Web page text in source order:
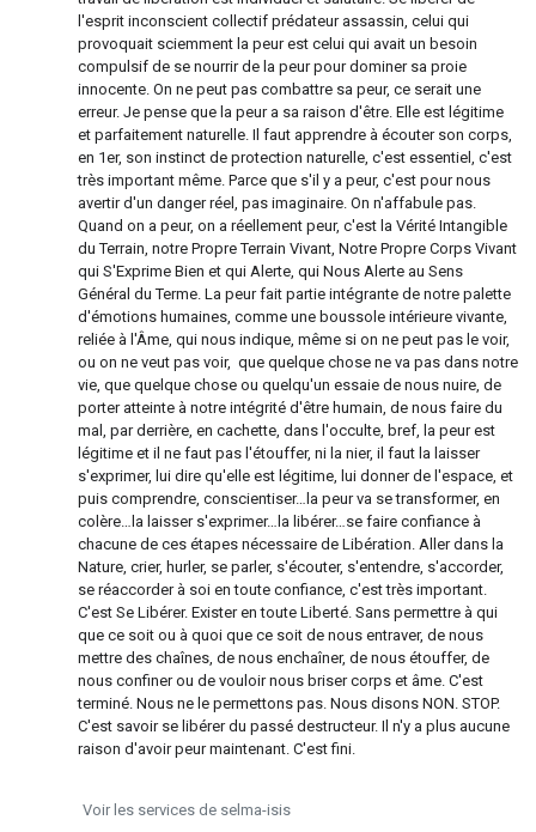
l'esprit inconscient collectif prédateur assassin, celui qui
provoquait sciemment la peur est celui qui avait un besoin
compulsif de se nourrir de la peur pour dominer sa proie
innocente. On ne peut pas combattre sa peur, ce serait une
erreur. Je pense que la peur a sa raison d'être. Elle est légitime
et parfaitement naturelle. Il faut apprendre à écouter son corps,
en 1er, son instinct de protection naturelle, c'est essentiel, c'est
très important même. Parce que s'il y a peur, c'est pour nous
avertir d'un danger réel, pas imaginaire. On n'affabule pas.
Quand on a peur, on a réellement peur, c'est la Vérité Intangible
du Terrain, notre Propre Terrain Vivant, Notre Propre Corps Vivant
qui S'Exprime Bien et qui Alerte, qui Nous Alerte au Sens
Général du Terme. La peur fait partie intégrante de notre palette
d'émotions humaines, comme une boussole intérieure vivante,
reliée à l'Âme, qui nous indique, même si on ne peut pas le voir,
ou on ne veut pas voir, que quelque chose ne va pas dans notre
vie, que quelque chose ou quelqu'un essaie de nous nuire, de
porter atteinte à notre intégrité d'être humain, de nous faire du
mal, par derrière, en cachette, dans l'occulte, bref, la peur est
légitime et il ne faut pas l'étouffer, ni la nier, il faut la laisser
s'exprimer, lui dire qu'elle est légitime, lui donner de l'espace, et
puis comprendre, conscientiser…la peur va se transformer, en
colère…la laisser s'exprimer…la libérer…se faire confiance à
chacune de ces étapes nécessaire de Libération. Aller dans la
Nature, crier, hurler, se parler, s'écouter, s'entendre, s'accorder,
se réaccorder à soi en toute confiance, c'est très important.
C'est Se Libérer. Exister en toute Liberté. Sans permettre à qui
que ce soit ou à quoi que ce soit de nous entraver, de nous
mettre des chaînes, de nous enchaîner, de nous étouffer, de
nous confiner ou de vouloir nous briser corps et âme. C'est
terminé. Nous ne le permettons pas. Nous disons NON. STOP.
C'est savoir se libérer du passé destructeur. Il n'y a plus aucune
raison d'avoir peur maintenant. C'est fini.
Voir les services de selma-isis